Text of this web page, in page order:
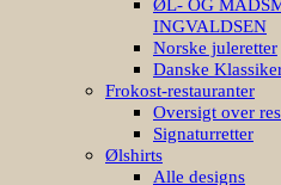
ØL- OG
INGVALDSEN
Norske juleretter
Danske
Frokost-restauranter
Oversigt over
Signaturretter
Ølshirts
Alle designs